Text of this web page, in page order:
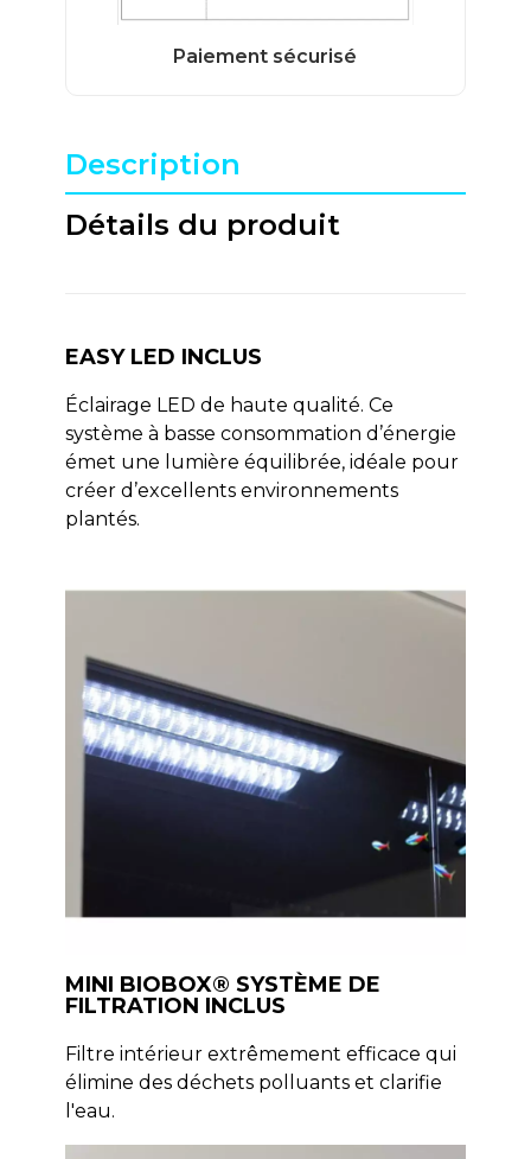
Description
Détails du produit
EASY LED INCLUS
Éclairage LED de haute qualité. Ce
système à basse consommation d’énergie
émet une lumière équilibrée, idéale pour
créer d’excellents environnements
plantés.
MINI BIOBOX® SYSTÈME DE
FILTRATION INCLUS
Filtre intérieur extrêmement efficace qui
élimine des déchets polluants et clarifie
l'eau.